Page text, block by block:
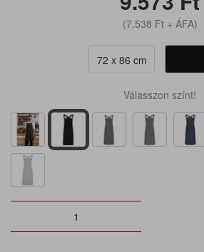
(7.538 Ft+ ÁFA)
72 x 86 cm
Válasszon színt!